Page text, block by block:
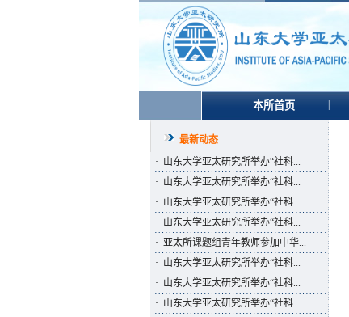
本所首页
最新动态
· 山东大学亚太研究所举办“社科...
· 山东大学亚太研究所举办“社科...
· 山东大学亚太研究所举办“社科...
· 山东大学亚太研究所举办“社科...
· 亚太所课题组青年教师参加中华...
· 山东大学亚太研究所举办“社科...
· 山东大学亚太研究所举办“社科...
· 山东大学亚太研究所举办“社科...